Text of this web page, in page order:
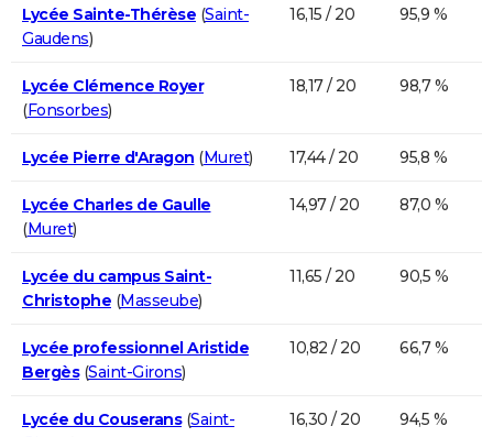
Lycée Sainte-Thérèse (Saint-
Gaudens)
16,15 / 20 95,9 %
Lycée Clémence Royer
(Fonsorbes)
18,17 / 20 98,7 %
Lycée Pierre d'Aragon (Muret) 17,44 / 20 95,8 %
Lycée Charles de Gaulle
(Muret)
14,97 / 20 87,0 %
Lycée du campus Saint-
Christophe (Masseube)
11,65 / 20 90,5 %
Lycée professionnel Aristide
Bergès(Saint-Girons)
10,82 / 20 66,7 %
Lycée du Couserans(Saint-
16,30 / 20 94,5 %